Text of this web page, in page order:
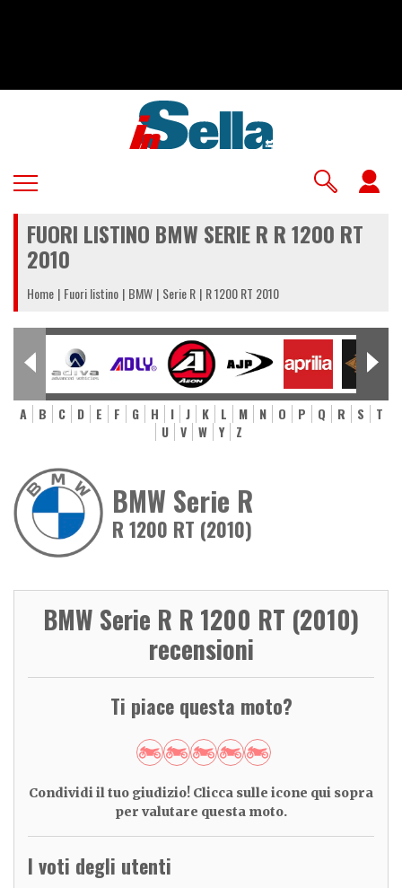
FUORI LISTINO BMW SERIE R R 1200 RT
2010
Home Fuori listino BMW Serie R R 1200 RT 2010
A B C D E F G H I J K L M N O P Q R S
T
U
V W Y Z
BMW Serie R
R 1200 RT (2010)
BMW Serie R R 1200 RT (2010)
recensioni
Ti piace questa moto?
Condividi il tuo giudizio! Clicca sulle icone qui sopra
per valutare questa moto.
I voti degli utenti